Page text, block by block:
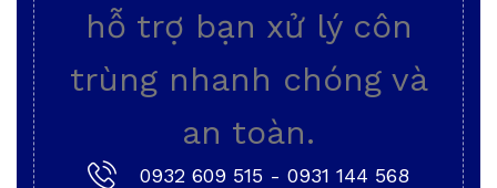
hỗ trợ bạn xử lý côn
trùng nhanh chóng và
an toàn.
0932 609 515 - 0931 144 568